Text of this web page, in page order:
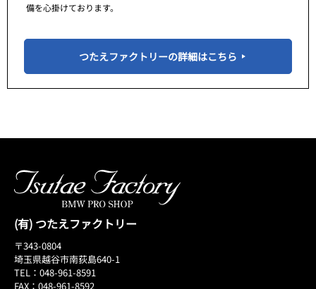
備を心掛けております。
つたえファクトリーの詳細はこちら
(有) つたえファクトリー
〒343-0804
埼玉県越谷市南荻島640-1
TEL：048-961-8591
FAX：048-961-8592